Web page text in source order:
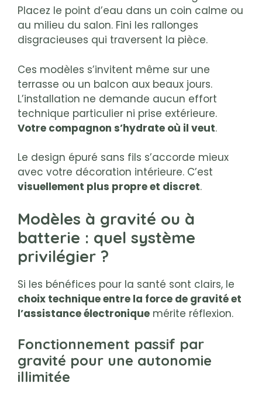
Placez le point d’eau dans un coin calme ou
au milieu du salon. Fini les rallonges
disgracieuses qui traversent la pièce.
Ces modèles s’invitent même sur une
terrasse ou un balcon aux beaux jours.
L’installation ne demande aucun effort
technique particulier ni prise extérieure.
Votre compagnon s’hydrate où il veut.
Le design épuré sans fils s’accorde mieux
avec votre décoration intérieure. C’est
visuellement plus propre et discret.
Modèles à gravité ou à
batterie : quel système
privilégier ?
Si les bénéfices pour la santé sont clairs, le
choix technique entre la force de gravité et
l’assistance électronique mérite réflexion.
Fonctionnement passif par
gravité pour une autonomie
illimitée